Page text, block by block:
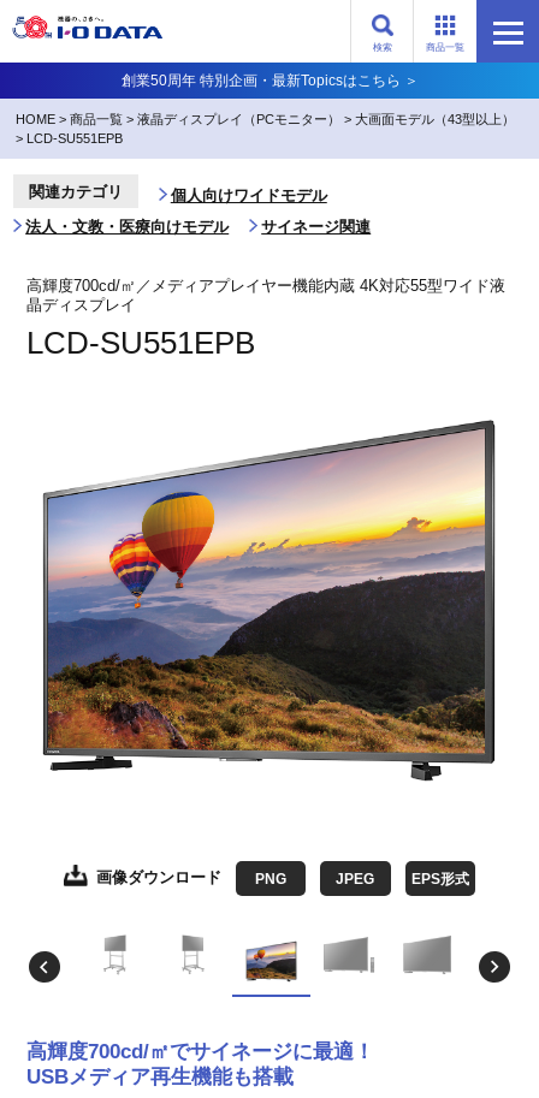
検索 商品一覧
創業50周年 特別企画・最新Topicsはこちら ＞
HOME >商品一覧 >液晶ディスプレイ（PCモニター） >大画面モデル（43型以上）
> LCD-SU551EPB
関連カテゴリ
個人向けワイドモデル
法人・文教・医療向けモデル
サイネージ関連
高輝度700cd/㎡／メディアプレイヤー機能内蔵 4K対応55型ワイド液
晶ディスプレイ
LCD-SU551EPB
画像ダウンロード PNG JPEG EPS形式
画像ダウンロード EPS形式
画像ダウンロード EPS形式
画像ダウンロード EPS形式
画像ダウンロード EPS形式
画像ダウンロード EPS形式
画像ダウンロード EPS形式
画像ダウンロード EPS形式
画像ダウンロード EPS形式
画像ダウンロード EPS形式
高輝度700cd/㎡でサイネージに最適！
USBメディア再生機能も搭載